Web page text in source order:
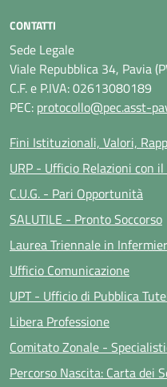
CONTATTI
Sede Legale
Viale Repubblica 34, Pavia
C.F. e P.IVA: 02613080189
PEC: protocollo@pec.asst-
Fini Istituzionali, Valori,
URP - Ufficio Relazioni con
C.U.G. - Pari Opportunità
SALUTILE - Pronto Soccorso
Laurea Triennale in
Ufficio Comunicazione
UPT - Ufficio di Pubblica
Libera Professione
Comitato Zonale -
Percorso Nascita: Carta dei